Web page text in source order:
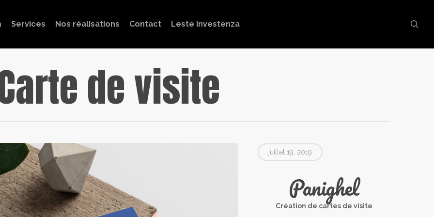
Services Nos réalisations Contact Leste Investenza
de visite
juillet 19, 2019
Panighel
Création de cartes de visite